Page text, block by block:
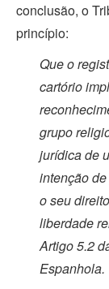
conclusão, o
princípio:
Que o
cartório
grupo
jurídica de
intenção
o seu
liberdade
Artigo 5.2
Espanhola.